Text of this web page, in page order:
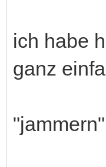
ich habe
ganz